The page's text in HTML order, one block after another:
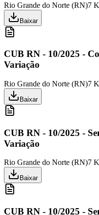
Rio Grande do Norte (RN)7
Baixar
CUB RN - 10/2025 -
Variação
Rio Grande do Norte (RN)7
Baixar
CUB RN - 10/2025 -
Variação
Rio Grande do Norte (RN)7
Baixar
CUB RN - 10/2025 -